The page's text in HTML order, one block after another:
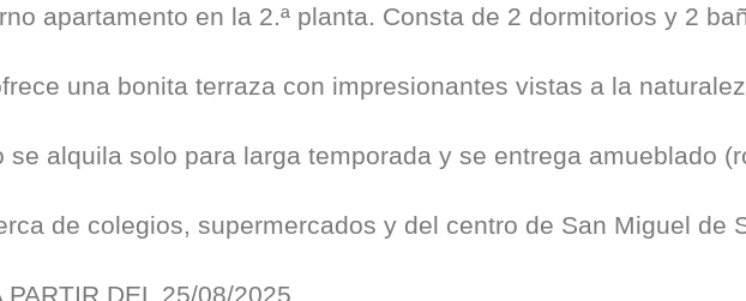
apartamento en la 2.ª planta. Consta de 2 dormitorios y 2
una bonita terraza con impresionantes vistas a la
se alquila solo para larga temporada y se entrega amueblado
de colegios, supermercados y del centro de San Miguel de
PARTIR DEL 25/08/2025